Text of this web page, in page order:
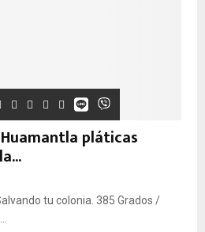
pláticas
tu colonia. 385 Grados /